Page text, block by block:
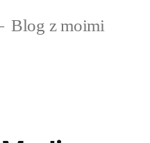
Blog z moimi